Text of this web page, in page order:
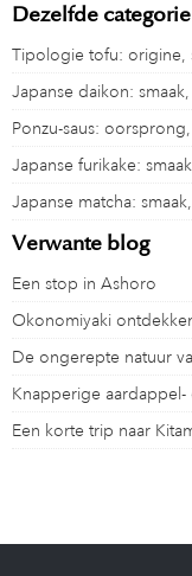
Dezelfde categorie
Tipologie tofu: origine,
Japanse daikon:
Ponzu-saus:
Japanse furikake:
Japanse matcha:
Verwante blog
Een stop in Ashoro
Okonomiyaki
De ongerepte natuur
Knapperige
Een korte trip naar